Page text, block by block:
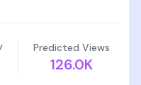
TPU 同樣有他的手筆。
Dean 傳說」，最有名
Jeff Dean，只有 Jeff
一個。同一天，Sanjay
Predicted Views
126.0K